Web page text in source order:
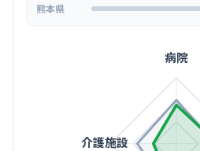
熊本県
病院
介護施設